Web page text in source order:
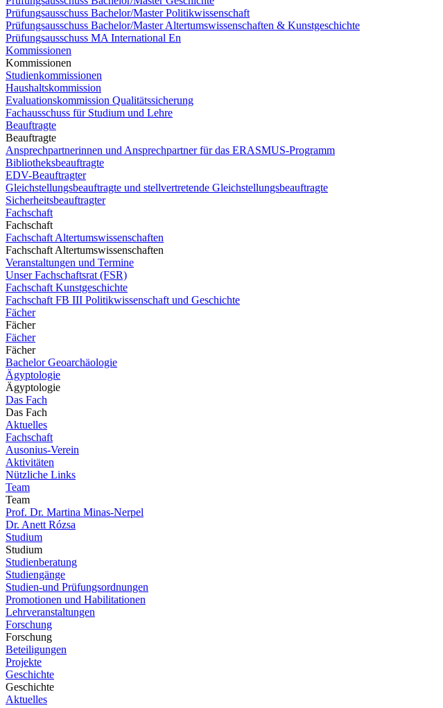
Prüfungsausschuss Bachelor/Master Politikwissenschaft
Prüfungsausschuss Bachelor/Master Altertumswissenschaften & Kunstgeschichte
Prüfungsausschuss MA International En
Kommissionen
Kommissionen
Studienkommissionen
Haushaltskommission
Evaluationskommission Qualitätssicherung
Fachausschuss für Studium und Lehre
Beauftragte
Beauftragte
Ansprechpartnerinnen und Ansprechpartner für das ERASMUS-Programm
Bibliotheksbeauftragte
EDV-Beauftragter
Gleichstellungsbeauftragte und stellvertretende Gleichstellungsbeauftragte
Sicherheitsbeauftragter
Fachschaft
Fachschaft
Fachschaft Altertumswissenschaften
Fachschaft Altertumswissenschaften
Veranstaltungen und Termine
Unser Fachschaftsrat (FSR)
Fachschaft Kunstgeschichte
Fachschaft FB III Politikwissenschaft und Geschichte
Fächer
Fächer
Fächer
Fächer
Bachelor Geoarchäologie
Ägyptologie
Ägyptologie
Das Fach
Das Fach
Aktuelles
Fachschaft
Ausonius-Verein
Aktivitäten
Nützliche Links
Team
Team
Prof. Dr. Martina Minas-Nerpel
Dr. Anett Rózsa
Studium
Studium
Studienberatung
Studiengänge
Studien-und Prüfungsordnungen
Promotionen und Habilitationen
Lehrveranstaltungen
Forschung
Forschung
Beteiligungen
Projekte
Geschichte
Geschichte
Aktuelles